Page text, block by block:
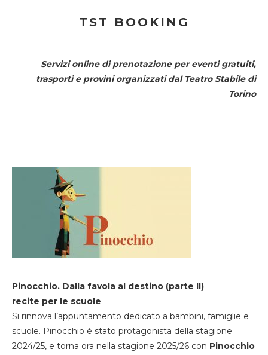
TST BOOKING
Servizi online di prenotazione per eventi gratuiti,
trasporti e provini organizzati dal Teatro Stabile di
Torino
Pinocchio. Dalla favola al destino (parte II)
recite per le scuole
Si rinnova l’appuntamento dedicato a bambini, famiglie e
scuole. Pinocchio è stato protagonista della stagione
2024/25, e torna ora nella stagione 2025/26 con Pinocchio